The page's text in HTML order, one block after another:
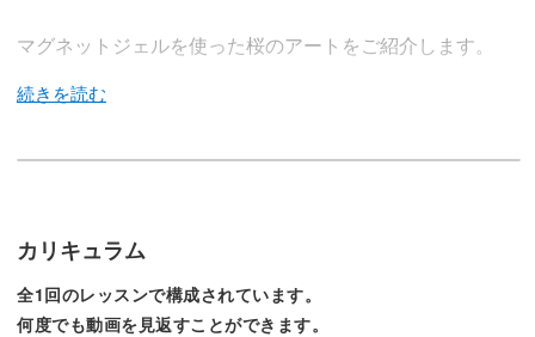
マグネットジェルを使った桜のアートをご紹介します。
ほんのりピンクなお花がそのまま指先に咲いたような、や
カリキュラム
全1回のレッスンで構成されています。
何度でも動画を見返すことができます。